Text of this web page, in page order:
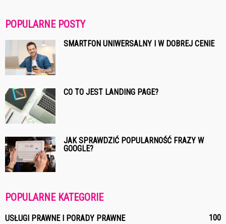
POPULARNE POSTY
SMARTFON UNIWERSALNY I W DOBREJ CENIE
CO TO JEST LANDING PAGE?
JAK SPRAWDZIĆ POPULARNOŚĆ FRAZY W
GOOGLE?
POPULARNE KATEGORIE
USŁUGI PRAWNE I PORADY PRAWNE 100